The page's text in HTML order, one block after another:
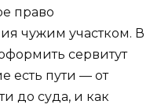
право
чужим участком. В
сервитут
есть пути — от
до суда, и как